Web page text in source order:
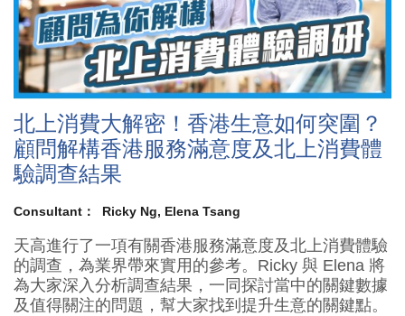
北上消費大解密！香港生意如何突圍？
顧問解構香港服務滿意度及北上消費體
驗調查結果
Consultant： Ricky Ng Elena Tsang
天高進行了一項有關香港服務滿意度及北上消費體驗
的調查，為業界帶來實用的參考。Ricky 與 Elena 將
為大家深入分析調查結果，一同探討當中的關鍵數據
及值得關注的問題，幫大家找到提升生意的關鍵點。